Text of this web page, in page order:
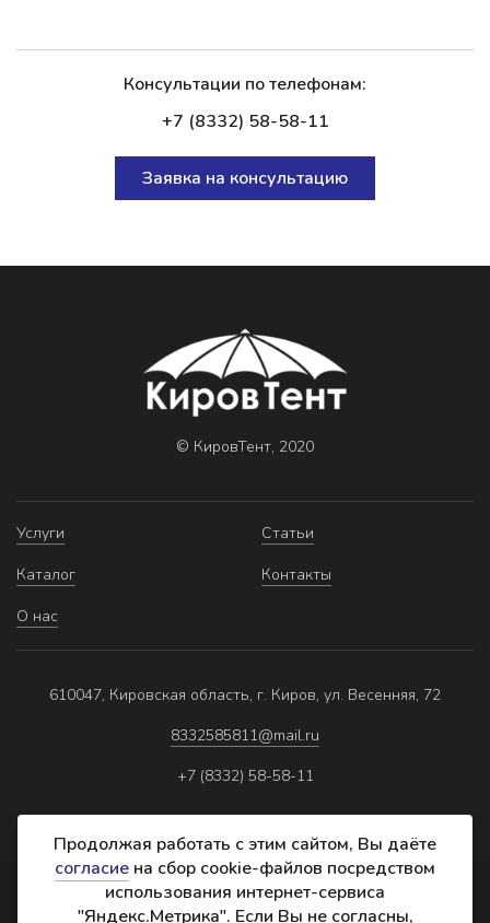
Консультации по телефонам:
+7 (8332) 58-58-11
Заявка на консультацию
© КировТент, 2020
Услуги
Каталог
О нас
Статьи
Контакты
610047, Кировская область, г. Киров, ул. Весенняя, 72
8332585811@mail.ru
+7 (8332) 58-58-11
Политика обработки персональных данных
Продолжая работать с этим сайтом, Вы даёте
согласие на сбор cookie-файлов посредством
использования интернет-сервиса
"Яндекс.Метрика". Если Вы не согласны,